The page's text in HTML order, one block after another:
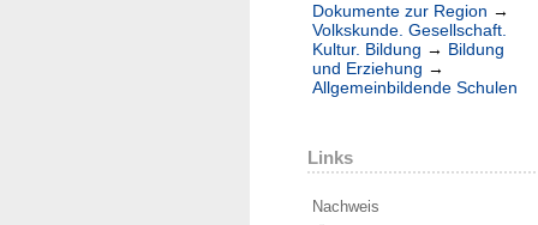
Dokumente zur Region →
Volkskunde. Gesellschaft.
Kultur. Bildung → Bildung
und Erziehung →
Allgemeinbildende Schulen
Links
Nachweis